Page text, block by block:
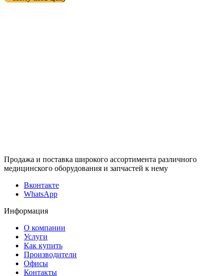
Продажа и поставка широкого ассортимента различного
медицинского оборудования и запчастей к нему
Вконтакте
WhatsApp
Информация
О компании
Услуги
Как купить
Производители
Офисы
Контакты